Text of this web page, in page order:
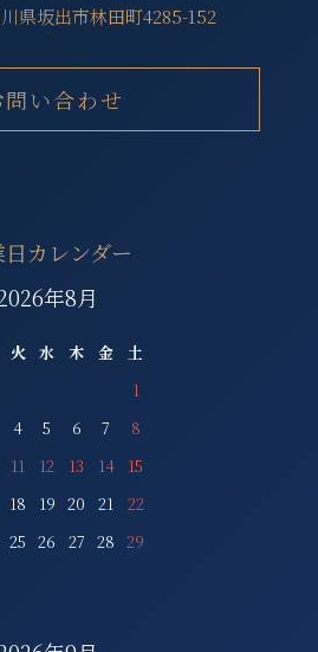
県坂出市林田町4285-152
問い合わせ
カレンダー
年8月
火 水 木 金
土
1
4 5 6 7
8
11 12 13 14
15
18 19 20 21
22
25 26 27 28 29